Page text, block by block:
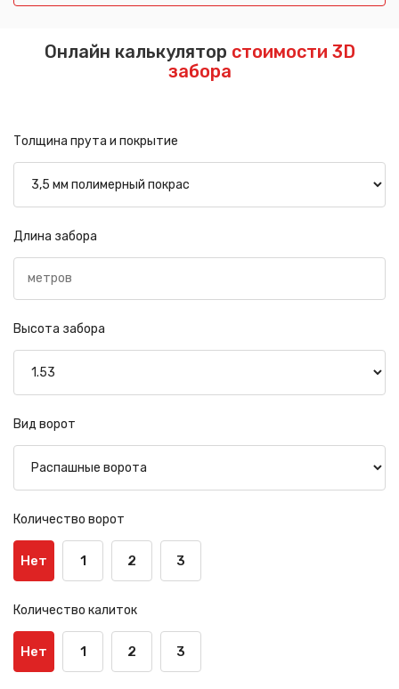
Онлайн калькулятор стоимости 3D
забора
Толщина прута и покрытие
Длина забора
Высота забора
Вид ворот
Количество ворот
Нет 1 2 3
Количество калиток
Нет 1 2 3